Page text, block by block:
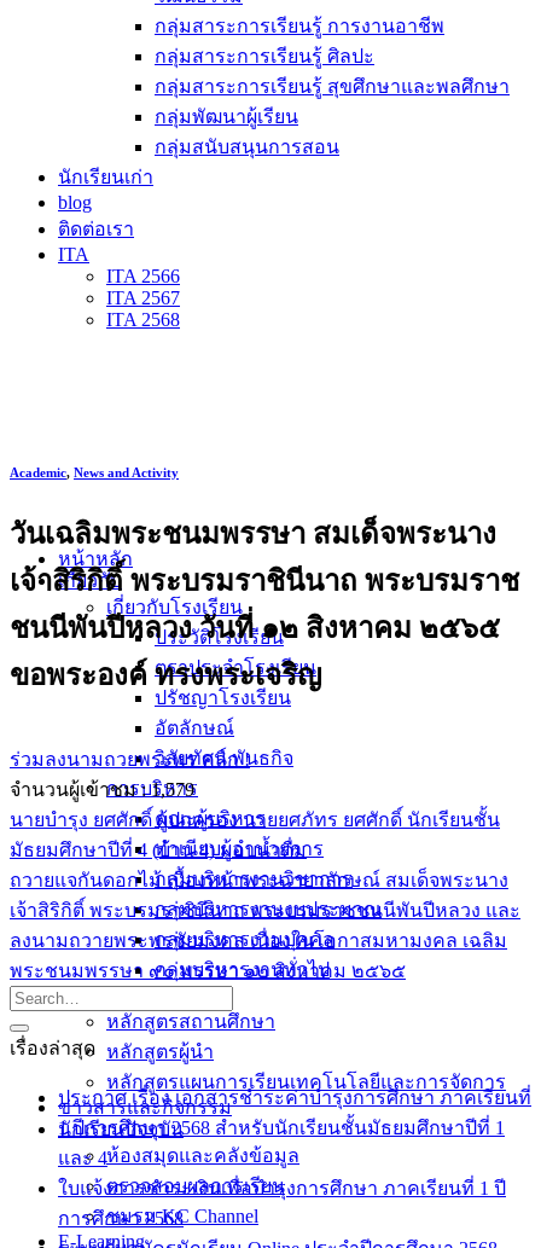
กลุ่มสาระการเรียนรู้ การงานอาชีพ
กลุ่มสาระการเรียนรู้ ศิลปะ
กลุ่มสาระการเรียนรู้ สุขศึกษาและพลศึกษา
กลุ่มพัฒนาผู้เรียน
กลุ่มสนับสนุนการสอน
นักเรียนเก่า
blog
ติดต่อเรา
ITA
ITA 2566
ITA 2567
ITA 2568
หน้าหลัก
เกี่ยวกับ
เกี่ยวกับโรงเรียน
ประวัติโรงเรียน
ตราประจำโรงเรียน
ปรัชญาโรงเรียน
อัตลักษณ์
วิสัยทัศน์ พันธกิจ
การบริหาร
คณะผู้บริหาร
ทำเนียบผู้อำนวยการ
กลุ่มบริหารงานวิชาการ
กลุ่มบริหารงานงบประมาณ
กลุ่มบริหารงานบุคคล
กลุ่มบริหารงานทั่วไป
หลักสูตร
หลักสูตรสถานศึกษา
หลักสูตรผู้นำ
หลักสูตรแผนการเรียนเทคโนโลยีและการจัดการ
ข่าวสารและกิจกรรม
นักเรียนปัจจุบัน
ห้องสมุดและคลังข้อมูล
ตรวจสอบผลการเรียน
ชมรม KC Channel
E-Learning
Academic, News and Activity
วันเฉลิมพระชนมพรรษา สมเด็จพระนาง
เจ้าสิริกิติ์ พระบรมราชินีนาถ พระบรมราช
ชนนีพันปีหลวง วันที่ ๑๒ สิงหาคม ๒๕๖๕
ขอพระองค์ ทรงพระเจริญ
ร่วมลงนามถวยพระพร คลิก !
จำนวนผู้เข้าชม :1,579
นายบำรุง ยศศักดิ์ ผู้ปกครอง นายยศภัทร ยศศักดิ์ นักเรียนชั้น
มัธยมศึกษาปีที่ 4 (บ้าน 4) มอบน้ำดื่ม
ถวายแจกันดอกไม้ เบื้องหน้าพระฉายาลักษณ์ สมเด็จพระนาง
เจ้าสิริกิติ์ พระบรมราชินีนาถ พระบรมราชชนนีพันปีหลวง และ
ลงนามถวายพระพรชัยมงคล เนื่องในโอกาสมหามงคล เฉลิม
พระชนมพรรษา ๙๐ พรรษา ๑๒ สิงหาคม ๒๕๖๕
เรื่องล่าสุด
ประกาศ เรื่อง เอกสารชำระค่าบำรุงการศึกษา ภาคเรียนที่
1 ปีการศึกษา 2568 สำหรับนักเรียนชั้นมัธยมศึกษาปีที่ 1
และ 4
ใบแจ้งการชำระเงินเพื่อบำรุงการศึกษา ภาคเรียนที่ 1 ปี
การศึกษา 2568